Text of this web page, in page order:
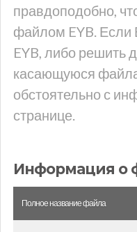
правдоподобно,
файлом EYB. Если
EYB, либо решить
касающуюся файла
обстоятельно с
странице.
Информация о
Полное название файла